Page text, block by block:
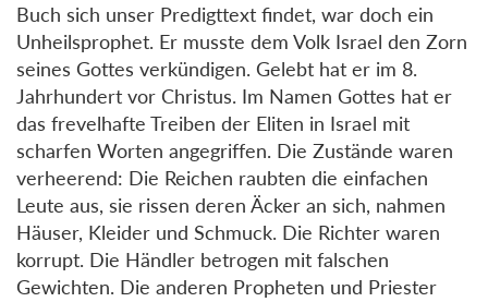
Buch sich unser Predigttext findet, war doch ein
Unheilsprophet. Er musste dem Volk Israel den Zorn
seines Gottes verkündigen. Gelebt hat er im 8.
Jahrhundert vor Christus. Im Namen Gottes hat er
das frevelhafte Treiben der Eliten in Israel mit
scharfen Worten angegriffen. Die Zustände waren
verheerend: Die Reichen raubten die einfachen
Leute aus, sie rissen deren Äcker an sich, nahmen
Häuser, Kleider und Schmuck. Die Richter waren
korrupt. Die Händler betrogen mit falschen
Gewichten. Die anderen Propheten und Priester